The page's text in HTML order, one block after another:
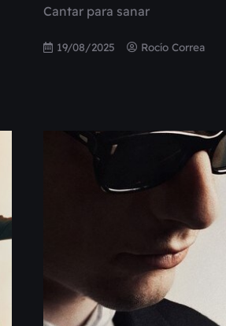
Cantar para sanar
19/08/2025 Rocío Correa